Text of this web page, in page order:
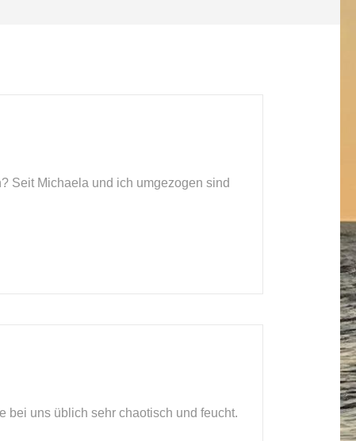
Seit Michaela und ich umgezogen sind
bei uns üblich sehr chaotisch und feucht.